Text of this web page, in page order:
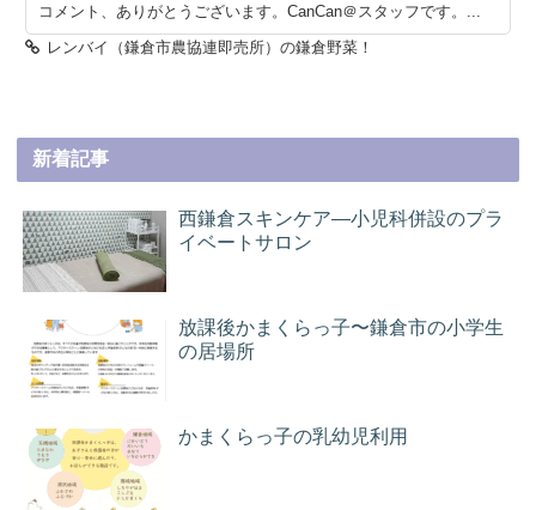
コメント、ありがとうございます。CanCan＠スタッフです。...
レンバイ（鎌倉市農協連即売所）の鎌倉野菜！
新着記事
西鎌倉スキンケア―小児科併設のプラ
イベートサロン
放課後かまくらっ子〜鎌倉市の小学生
の居場所
かまくらっ子の乳幼児利用